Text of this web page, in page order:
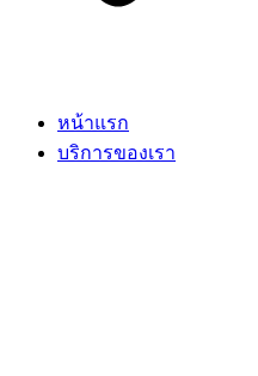
หน้าแรก
บริการของเรา